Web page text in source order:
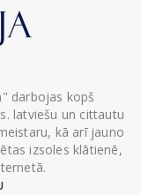
darbojas kopš
latviešu un cittautu
kā arī jauno
izsoles klātienē,